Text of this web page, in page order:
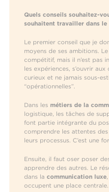
Quels conseils souhaitez-
souhaitent travailler dans le
Le premier conseil que je
moyens de ses ambitions.
compétitif, mais il n’est pas
les expériences, s’ouvrir
curieux et ne jamais sous-
“opérationnelles”.
Dans les métiers de la
logistique, les tâches de
font partie intégrante du
comprendre les attentes des
leurs processus. C’est une
Ensuite, il faut oser poser
apprendre des autres. Le
dans la communication luxe
occupent une place centrale.